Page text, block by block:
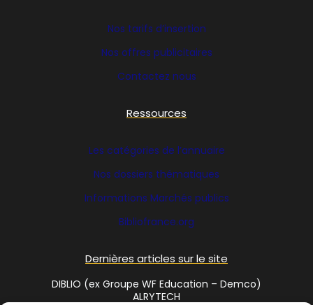
Nos tarifs d’insertion
Nos offres publicitaires
Contactez nous
Ressources
Les catégories de l’annuaire
Nos dossiers thématiques
Informations Marchés publics
Bibliofrance.org
Dernières articles sur le site
DIBLIO (ex Groupe WF Education – Demco)
ALRYTECH